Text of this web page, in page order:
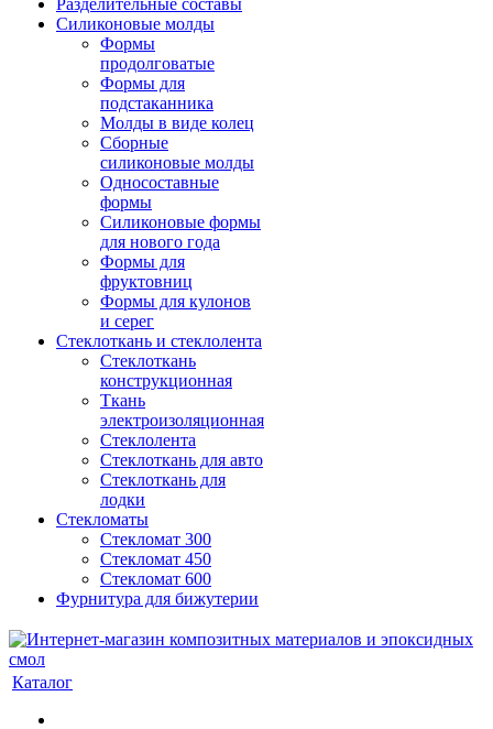
Разделительные составы
Силиконовые молды
Формы
продолговатые
Формы для
подстаканника
Молды в виде колец
Сборные
силиконовые молды
Односоставные
формы
Силиконовые формы
для нового года
Формы для
фруктовниц
Формы для кулонов
и серег
Стеклоткань и стеклолента
Стеклоткань
конструкционная
Ткань
электроизоляционная
Стеклолента
Стеклоткань для авто
Стеклоткань для
лодки
Стекломаты
Стекломат 300
Стекломат 450
Стекломат 600
Фурнитура для бижутерии
Каталог